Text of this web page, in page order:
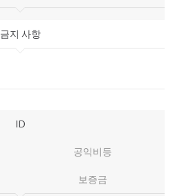
금지 사항
ID
공익비등
보증금